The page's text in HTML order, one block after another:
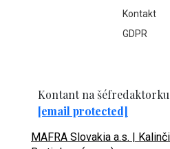
Kontakt
GDPR
Kontant na šéfredaktorku
[email protected]
MAFRA Slovakia a.s. |